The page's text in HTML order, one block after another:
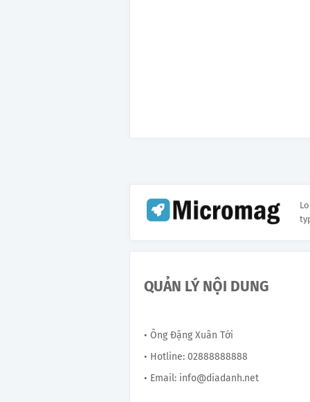
QUẢN LÝ NỘI DUNG
• Ông Đặng Xuân Tới
• Hotline: 02888888888
• Email: info@diadanh.net